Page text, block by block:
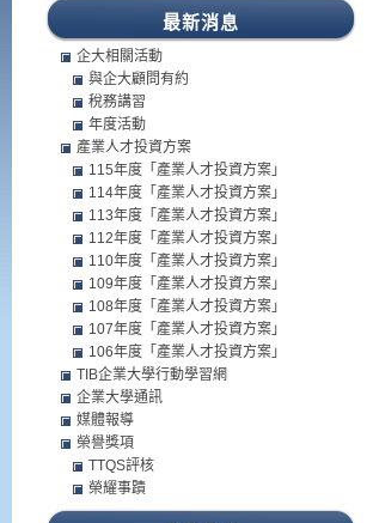
最新消息
企大相關活動
與企大顧問有約
稅務講習
年度活動
產業人才投資方案
115年度「產業人才投資方案」
114年度「產業人才投資方案」
113年度「產業人才投資方案」
112年度「產業人才投資方案」
110年度「產業人才投資方案」
109年度「產業人才投資方案」
108年度「產業人才投資方案」
107年度「產業人才投資方案」
106年度「產業人才投資方案」
TIB企業大學行動學習網
企業大學通訊
媒體報導
榮譽獎項
TTQS評核
榮耀事蹟